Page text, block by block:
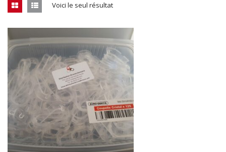
MES ACHATS
Mon compte
Voici le seul résultat